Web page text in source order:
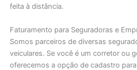
feita à distância.
Faturamento para Seguradoras e
Somos parceiros de diversas
veiculares. Se você é um corretor ou
oferecemos a opção de cadastro